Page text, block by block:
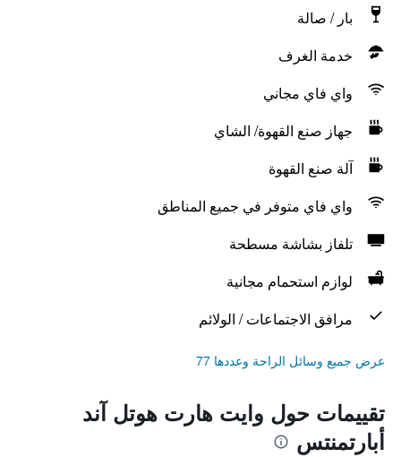
بار / صالة
خدمة الغرف
واي فاي مجاني
جهاز صنع القهوة/ الشاي
آلة صنع القهوة
واي فاي متوفر في جميع المناطق
تلفاز بشاشة مسطحة
لوازم استحمام مجانية
مرافق الاجتماعات / الولائم
عرض جميع وسائل الراحة وعددها 77
تقييمات حول وايت هارت هوتل آند
أبارتمنتس